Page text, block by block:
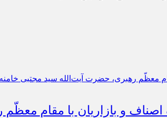
و بازاریان با مقام